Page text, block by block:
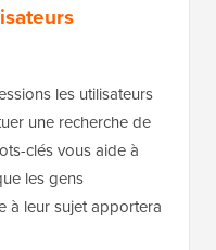
les utilisateurs
une recherche de
clés vous aide à
les gens
à leur sujet apportera